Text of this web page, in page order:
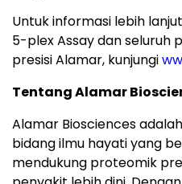
Untuk informasi lebih
5-plex Assay dan seluruh
presisi Alamar, kunjungi
Tentang Alamar
Alamar Biosciences
bidang ilmu hayati yang
mendukung proteomik